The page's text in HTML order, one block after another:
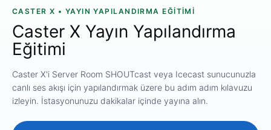
CASTER X • YAYIN YAPILANDIRMA EĞITIMI
Caster X Yayın Yapılandırma
Eğitimi
Caster X'i Server Room SHOUTcast veya Icecast sunucunuzla
canlı ses akışı için yapılandırmak üzere bu adım adım kılavuzu
izleyin. İstasyonunuzu dakikalar içinde yayına alın.